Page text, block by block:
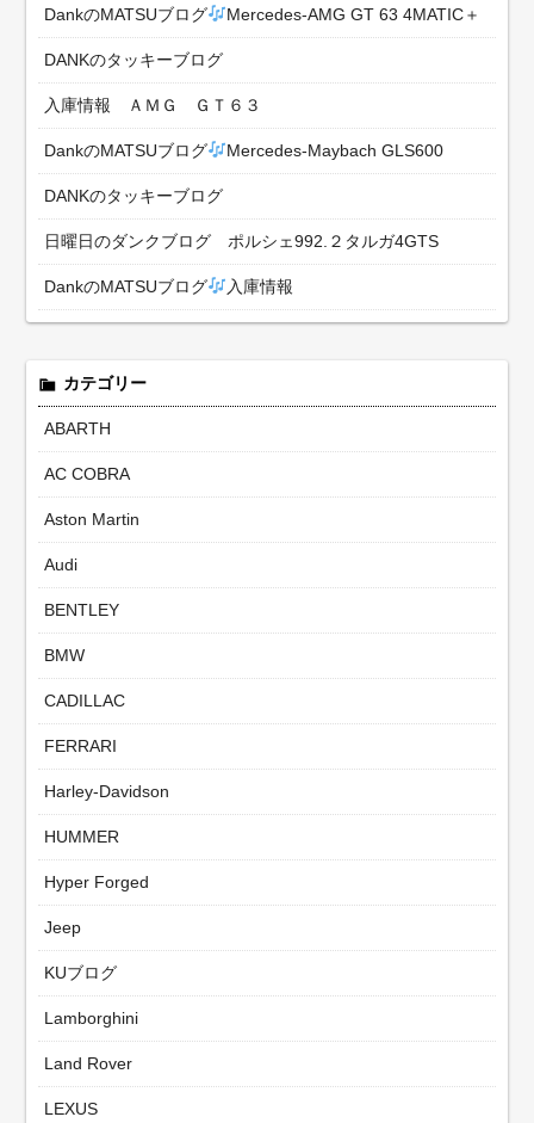
DankのMATSUブログ Mercedes-AMG GT 63 4MATIC＋
DANKのタッキーブログ
入庫情報 ＡＭＧ ＧＴ６３
DankのMATSUブログ Mercedes-Maybach GLS600
DANKのタッキーブログ
日曜日のダンクブログ ポルシェ992.２タルガ4GTS
DankのMATSUブログ 入庫情報
カテゴリー
ABARTH
AC COBRA
Aston Martin
Audi
BENTLEY
BMW
CADILLAC
FERRARI
Harley-Davidson
HUMMER
Hyper Forged
Jeep
KUブログ
Lamborghini
Land Rover
LEXUS